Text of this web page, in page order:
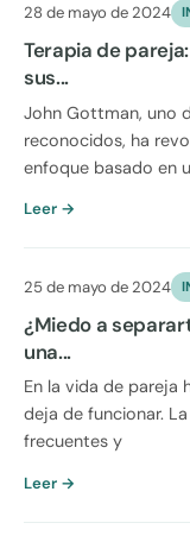
28 de mayo de 2024
Terapia de
sus...
John Gottman, uno
reconocidos, ha
enfoque basado en
Leer →
25 de mayo de 2024
¿Miedo a
una...
En la vida de pareja
deja de funcionar.
frecuentes y
Leer →